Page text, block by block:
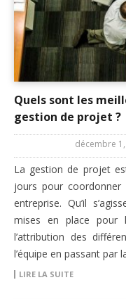
Quels sont les
gestion de projet ?
décembre
La gestion de projet
jours pour coordonner
entreprise. Qu’il
mises en place pour
l’attribution des
l’équipe en passant
LIRE LA SUITE